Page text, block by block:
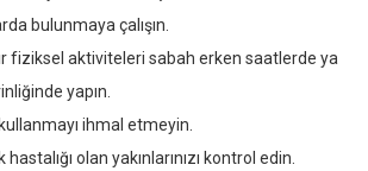
bulunmaya çalışın.
fiziksel aktiviteleri sabah erken saatlerde ya
yapın.
ihmal etmeyin.
hastalığı olan yakınlarınızı kontrol edin.